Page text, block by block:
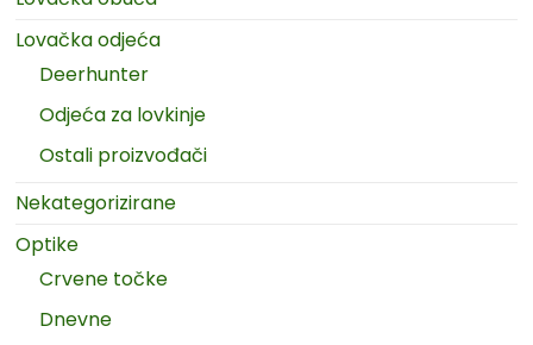
Lovačka odjeća
Deerhunter
Odjeća za lovkinje
Ostali proizvođači
Nekategorizirane
Optike
Crvene točke
Dnevne